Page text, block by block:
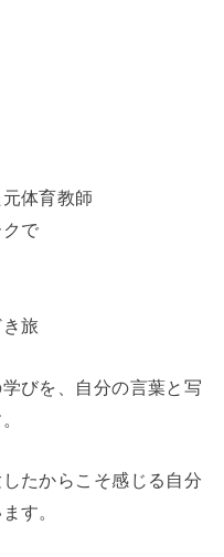
体育教師
で
旅
びを、自分の言葉と写
たからこそ感じる自分
す。